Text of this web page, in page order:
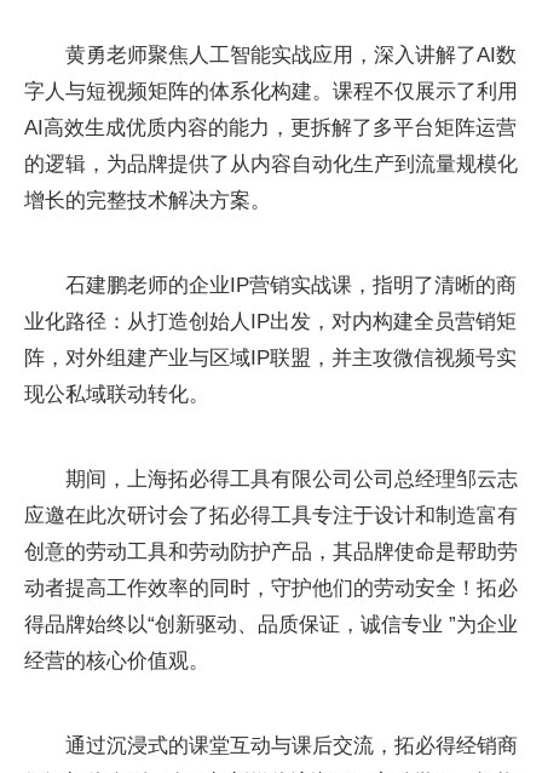
黄勇老师聚焦人工智能实战应用，深入讲解了AI数
字人与短视频矩阵的体系化构建。课程不仅展示了利用
AI高效生成优质内容的能力，更拆解了多平台矩阵运营
的逻辑，为品牌提供了从内容自动化生产到流量规模化
增长的完整技术解决方案。
石建鹏老师的企业IP营销实战课，指明了清晰的商
业化路径：从打造创始人IP出发，对内构建全员营销矩
阵，对外组建产业与区域IP联盟，并主攻微信视频号实
现公私域联动转化。
期间，上海拓必得工具有限公司公司总经理邹云志
应邀在此次研讨会了拓必得工具专注于设计和制造富有
创意的劳动工具和劳动防护产品，其品牌使命是帮助劳
动者提高工作效率的同时，守护他们的劳动安全！拓必
得品牌始终以“创新驱动、品质保证，诚信专业 ”为企业
经营的核心价值观。
通过沉浸式的课堂互动与课后交流，拓必得经销商